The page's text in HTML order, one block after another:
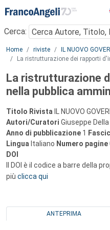
Menu
Cerca:
Main content
Home riviste IL NUOVO
La ristrutturazione dei rapporti
La ristrutturazione
nella pubblica
Titolo Rivista IL NUOVO
Autori/Curatori Giuseppe
Anno di pubblicazione 1
Lingua Italiano Numero pagine
DOI
Il DOI è il codice a barre della
più clicca qui
ANTEPRIMA